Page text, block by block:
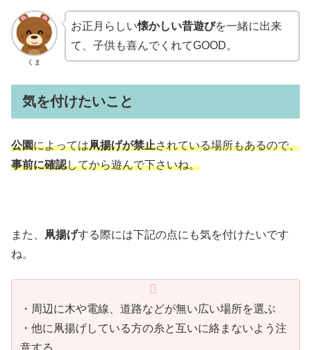
くま
お正月らしい懐かしい昔遊びを一緒に出来
て、子供も喜んでくれてGOOD。
気を付けたいこと
公園によっては凧揚げが禁止されている場所もあるので、
事前に確認してから遊んで下さいね。
また、 凧揚げする際には下記の点にも気を付けたいです
ね。
・周辺に木や電線、道路などが無い広い場所を選ぶ
・他に凧揚げしている方の糸と互いに絡まないよう注
意する